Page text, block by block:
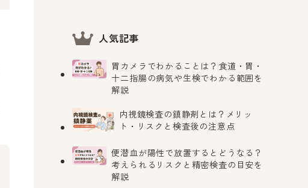
人気記事
胃カメラでわかることは？食道・胃・
十二指腸の病気や生検でわかる範囲を
解説
内視鏡検査の鎮静剤とは？メリッ
ト・リスクと検査後の注意点
便潜血が陽性で放置するとどうなる？
考えられるリスクと精密検査の目安を
解説